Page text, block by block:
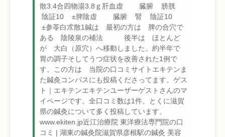
散3.4合四物湯3.8ｇ肝血虚 臓腑 膀胱
陰証10 ±脾陰虚 臓腑 腎 陰証10
±参苓白朮散1鍼は 最初の方は 脾の合穴で
ある 陰陵泉の補法 後半は ほとんど
が 大白（原穴）へ移動しました。約半年で
胃の調子そしてうつ症状を改善された1例で
す。この方は 当院の口コミサイトエキテンま
た鍼灸コンパスにも投稿くださってます。ゲス
ト｜エキテンエキテンユーザーゲストさんのマ
イページです。全口コミ数は1件。とくに滋賀
県の鍼灸について多く投稿しています。
www.ekiten.jp近江治療院 東洋療法専門院の口
コミ | 湖東の鍼灸院滋賀県彦根駅の鍼灸 美容